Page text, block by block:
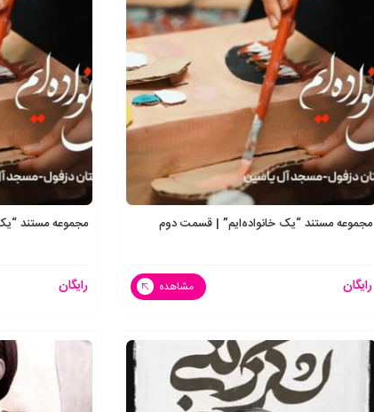
مجموعه مستند “یک خانواده‌ایم” | قسمت دوم
رایگان مشاهده
مجموعه مستند
رایگان